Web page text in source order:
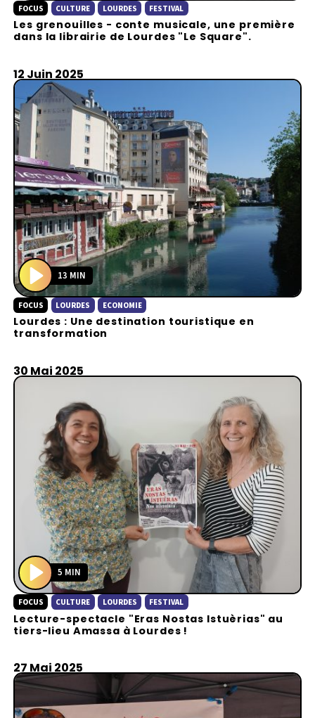
l
a
FOCUS CULTURE LOURDES FESTIVAL
Les grenouilles - conte musicale, une première
dans la librairie de Lourdes "Le Square".
12 Juin 2025
P
l
a
13 MIN
FOCUS LOURDES ECONOMIE
Lourdes : Une destination touristique en
transformation
30 Mai 2025
P
l
a
5 MIN
FOCUS CULTURE LOURDES FESTIVAL
Lecture-spectacle "Eras Nostas Istuèrias" au
tiers-lieu Amassa à Lourdes !
27 Mai 2025